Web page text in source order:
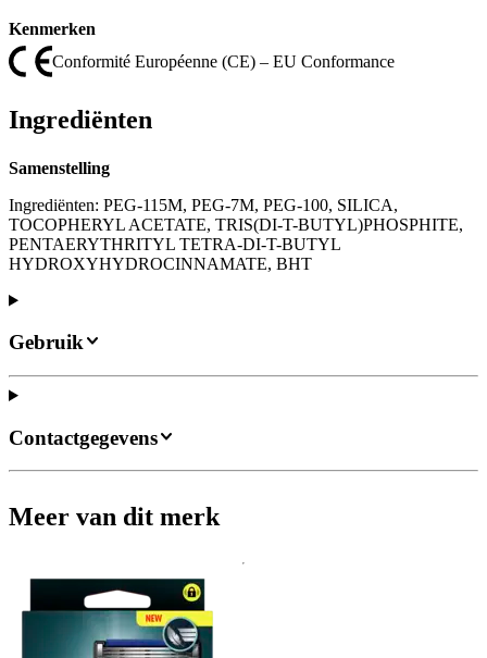
Kenmerken
Conformité Européenne (CE) – EU Conformance
Ingrediënten
Samenstelling
Ingrediënten: PEG-115M, PEG-7M, PEG-100, SILICA,
TOCOPHERYL ACETATE, TRIS(DI-T-BUTYL)PHOSPHITE,
PENTAERYTHRITYL TETRA-DI-T-BUTYL
HYDROXYHYDROCINNAMATE, BHT
Gebruik
Contactgegevens
Meer van dit merk